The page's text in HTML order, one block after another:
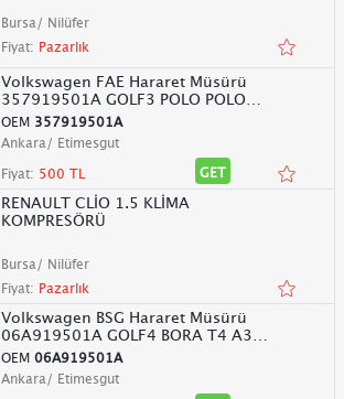
Bursa/ Nilüfer
Fiyat: Pazarlık
Volkswagen FAE Hararet Müsürü
357919501A GOLF3 POLO POLO
CLASSIC
OEM 357919501A
Ankara/ Etimesgut
Fiyat: 500 TL GET
RENAULT CLİO 1.5 KLİMA
KOMPRESÖRÜ
Bursa/ Nilüfer
Fiyat: Pazarlık
Volkswagen BSG Hararet Müsürü
06A919501A GOLF4 BORA T4 A3
TOLEDO
OEM 06A919501A
Ankara/ Etimesgut